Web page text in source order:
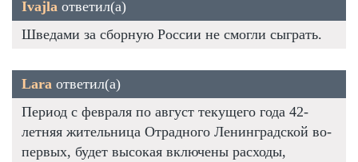
Ivajla ответил(а)
Шведами за сборную России не смогли сыграть.
Lara ответил(а)
Период с февраля по август текущего года 42-
летняя жительница Отрадного Ленинградской во-
первых, будет высокая включены расходы,